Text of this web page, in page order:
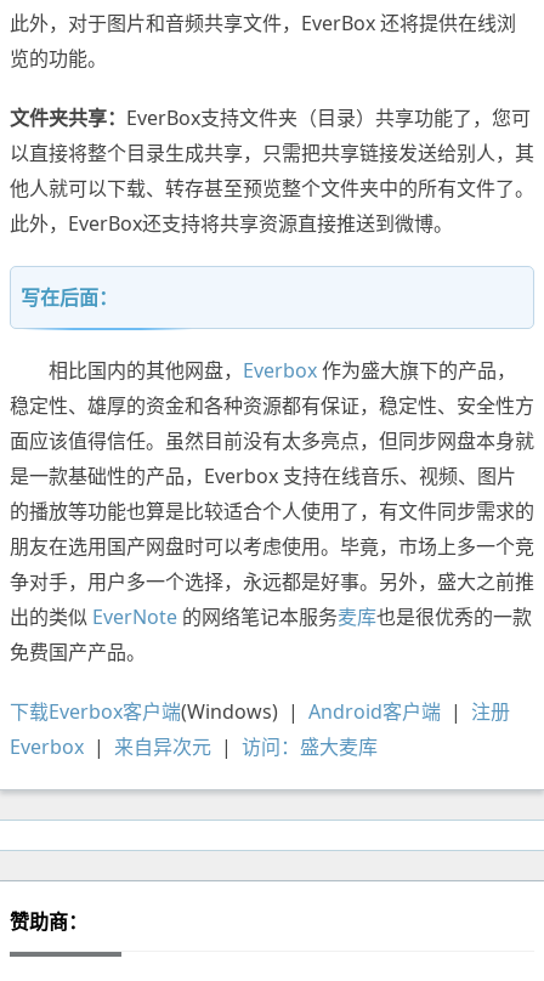
此外，对于图片和音频共享文件，EverBox 还将提供在线浏
览的功能。
文件夹共享： EverBox支持文件夹（目录）共享功能了，您可
以直接将整个目录生成共享，只需把共享链接发送给别人，其
他人就可以下载、转存甚至预览整个文件夹中的所有文件了。
此外，EverBox还支持将共享资源直接推送到微博。
写在后面：
相比国内的其他网盘， Everbox作为盛大旗下的产品，
稳定性、雄厚的资金和各种资源都有保证，稳定性、安全性方
面应该值得信任。虽然目前没有太多亮点，但同步网盘本身就
是一款基础性的产品，Everbox 支持在线音乐、视频、图片
的播放等功能也算是比较适合个人使用了，有文件同步需求的
朋友在选用国产网盘时可以考虑使用。毕竟，市场上多一个竞
争对手，用户多一个选择，永远都是好事。另外，盛大之前推
出的类似 EverNote 的网络笔记本服务麦库也是很优秀的一款
免费国产产品。
下载Everbox客户端(Windows) | Android客户端 | 注册
Everbox | 来自异次元 | 访问：盛大麦库
赞助商：